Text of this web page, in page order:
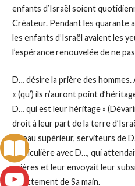
enfants d’Israël soient
Créateur. Pendant les quarante
les enfants d’Israël avaient les
l’espérance renouvelée de ne
D… désire la prière des
« (qu’) ils n’auront point
D… qui est leur héritage »
droit à leur part de la terre
niveau supérieur, serviteurs de
particulière avec D…, qui
prières et leur envoyait leur
directement de Sa main.